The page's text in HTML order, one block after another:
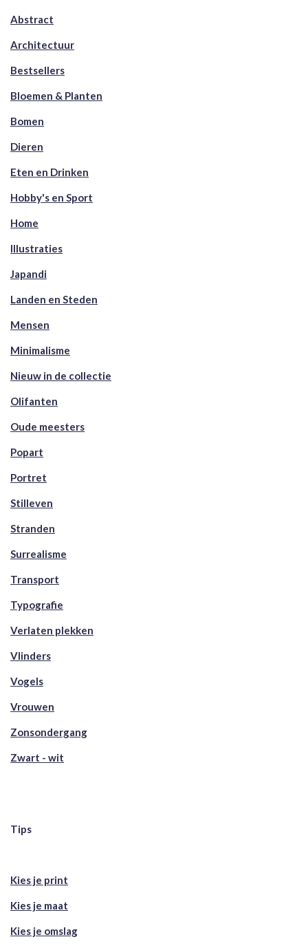
Abstract
Architectuur
Bestsellers
Bloemen & Planten
Bomen
Dieren
Eten en Drinken
Hobby's en Sport
Home
Illustraties
Japandi
Landen en Steden
Mensen
Minimalisme
Nieuw in de collectie
Olifanten
Oude meesters
Popart
Portret
Stilleven
Stranden
Surrealisme
Transport
Typografie
Verlaten plekken
Vlinders
Vogels
Vrouwen
Zonsondergang
Zwart - wit
Tips
Kies je print
Kies je maat
Kies je omslag